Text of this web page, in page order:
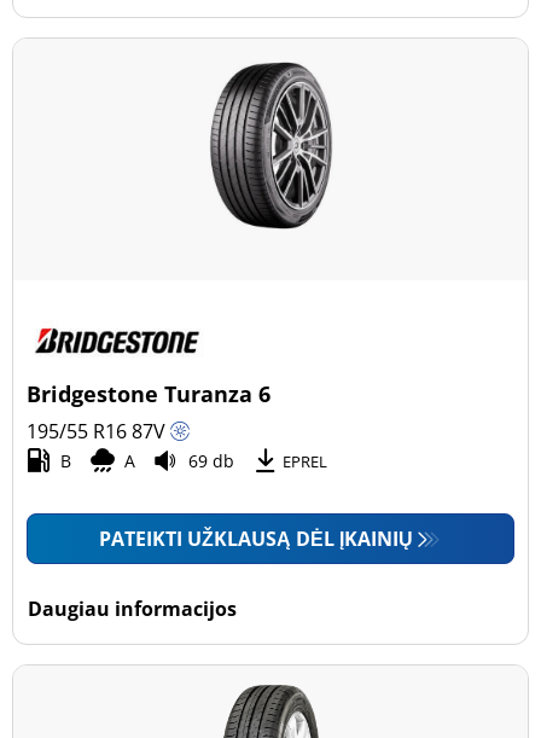
Bridgestone Turanza 6
195/55 R1687V
B A 69 db EPREL
PATEIKTI UŽKLAUSĄ DĖL ĮKAINIŲ
Daugiau informacijos